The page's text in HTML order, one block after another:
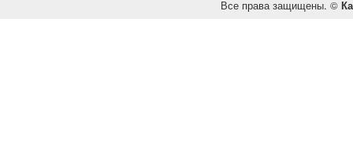
Все права защищены. ©